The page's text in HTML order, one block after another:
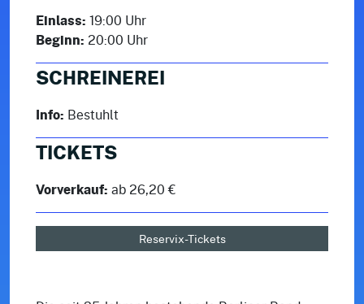
Einlass: 19:00 Uhr
Beginn: 20:00 Uhr
SCHREINEREI
Info: Bestuhlt
TICKETS
Vorverkauf: ab 26,20 €
Reservix-Tickets